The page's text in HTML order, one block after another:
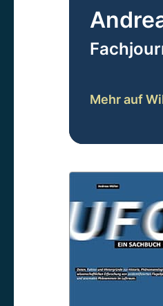
Mehr auf